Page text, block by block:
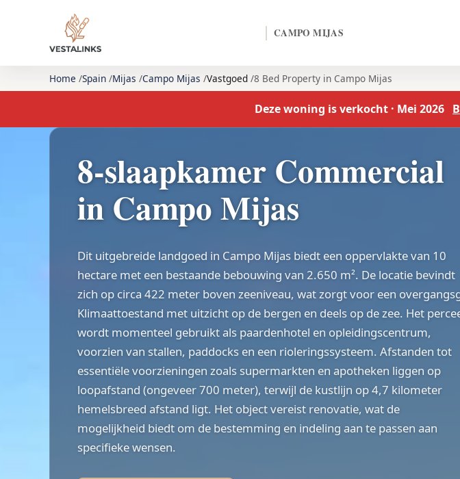
CAMPO MIJAS
Home Spain Mijas Campo Mijas Vastgoed 8 Bed Property in Campo Mijas
Deze woning is verkocht · Mei 2026
8-slaapkamer Commercial
in Campo Mijas
Dit uitgebreide landgoed in Campo Mijas biedt een oppervlakte van 10
hectare met een bestaande bebouwing van 2.650 m². De locatie bevindt
zich op circa 422 meter boven zeeniveau, wat zorgt voor een
Klimaattoestand met uitzicht op de bergen en deels op de zee. Het
wordt momenteel gebruikt als paardenhotel en opleidingscentrum,
voorzien van stallen, paddocks en een rioleringssysteem. Afstanden tot
essentiële voorzieningen zoals supermarkten en apotheken liggen op
loopafstand (ongeveer 700 meter), terwijl de kustlijn op 4,7 kilometer
hemelsbreed afstand ligt. Het object vereist renovatie, wat de
mogelijkheid biedt om de bestemming en indeling aan te passen aan
specifieke wensen.